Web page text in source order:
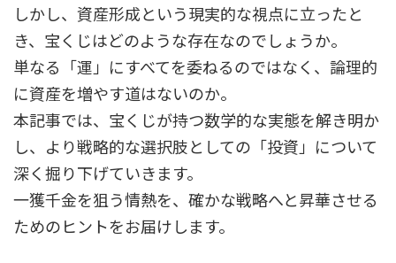
しかし、資産形成という現実的な視点に立ったと
き、宝くじはどのような存在なのでしょうか。
単なる「運」にすべてを委ねるのではなく、論理的
に資産を増やす道はないのか。
本記事では、宝くじが持つ数学的な実態を解き明か
し、より戦略的な選択肢としての「投資」について
深く掘り下げていきます。
一獲千金を狙う情熱を、確かな戦略へと昇華させる
ためのヒントをお届けします。